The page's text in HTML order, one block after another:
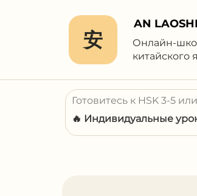
安
AN LAOSHI
Онлайн-
китайского
Готовитесь к HSK 3-5
🔥 Индивидуальные